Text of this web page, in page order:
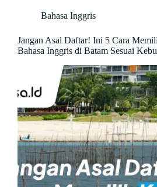
Bahasa Inggris
Jangan Asal Daftar! Ini 5 Cara
Bahasa Inggris di Batam Sesuai